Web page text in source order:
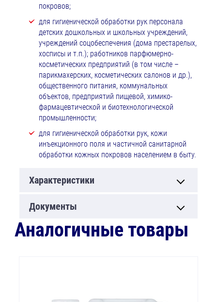
покровов;
для гигиенической обработки рук персонала
детских дошкольных и школьных учреждений,
учреждений соцобеспечения (дома престарелых,
хосписы и т.п.); работников парфюмерно-
косметических предприятий (в том числе –
парикмахерских, косметических салонов и др.),
общественного питания, коммунальных
объектов, предприятий пищевой, химико-
фармацевтической и биотехнологической
промышленности;
для гигиенической обработки рук, кожи
инъекционного поля и частичной санитарной
обработки кожных покровов населением в быту.
Характеристики
Документы
Аналогичные товары